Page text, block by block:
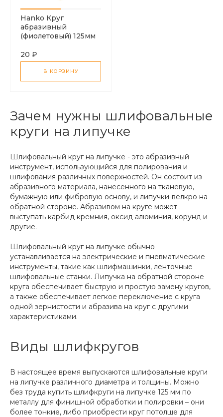
Hanko Круг
абразивный
(фиолетовый) 125мм
20 ₽
В КОРЗИНУ
Зачем нужны шлифовальные
круги на липучке
Шлифовальный круг на липучке - это абразивный
инструмент, использующийся для полирования и
шлифования различных поверхностей. Он состоит из
абразивного материала, нанесенного на тканевую,
бумажную или фибровую основу, и липучки-велкро на
обратной стороне. Абразивом на круге может
выступать карбид кремния, оксид алюминия, корунд и
другие.
Шлифовальный круг на липучке обычно
устанавливается на электрические и пневматические
инструменты, такие как шлифмашинки, ленточные
шлифовальные станки. Липучка на обратной стороне
круга обеспечивает быструю и простую замену кругов,
а также обеспечивает легкое переключение с круга
одной зернистости и абразива на круг с другими
характеристиками.
Виды шлифкругов
В настоящее время выпускаются шлифовальные круги
на липучке различного диаметра и толщины. Можно
без труда купить шлифкруги на липучке 125 мм по
металлу для финишной обработки и полировки – они
более тонкие, либо приобрести круг потолще для